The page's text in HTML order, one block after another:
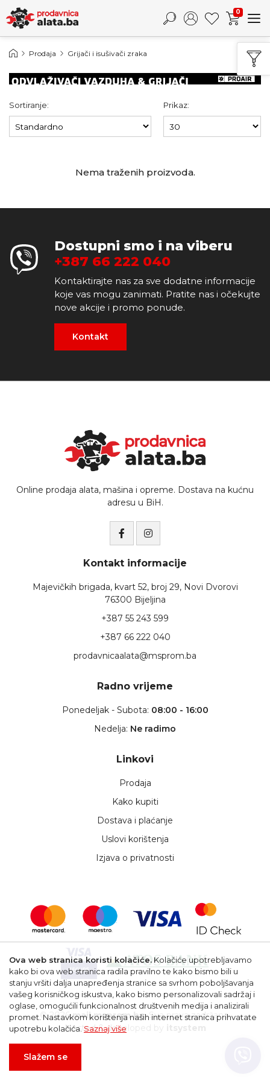
0
Prodaja Grijači i isušivači zraka
Sortiranje: Prikaz:
Nema traženih proizvoda.
Dostupni smo i na viberu
+387 66 222 040
Kontaktirajte nas za sve dodatne informacije
koje vas mogu zanimati. Pratite nas i očekujte
nove akcije i promo ponude.
Kontakt
Online prodaja alata, mašina i opreme. Dostava na kućnu
adresu u BiH.
Kontakt informacije
Majevičkih brigada, kvart 52, broj 29, Novi Dvorovi
76300 Bijeljina
+387 55 243 599
+387 66 222 040
prodavnicaalata@msprom.ba
Radno vrijeme
Ponedeljak - Subota: 08:00 - 16:00
Nedelja: Ne radimo
Linkovi
Prodaja
Kako kupiti
Dostava i plaćanje
Uslovi korištenja
Izjava o privatnosti
© 2026mail.msprom.ba. Sva prava zadržana.
Hosted & developed by
Ova web stranica koristi kolačiće. Kolačiće upotrebljavamo
kako bi ova web stranica radila pravilno te kako bismo bili u
stanju vršiti dalja unapređenja stranice sa svrhom poboljšavanja
vašeg korisničkog iskustva, kako bismo personalizovali sadržaj i
oglase, omogućili funkcionalnost društvenih medija i analizirali
promet. Nastavkom korištenja naših internet stranica prihvatate
upotrebu kolačića. Saznaj više
Slažem se